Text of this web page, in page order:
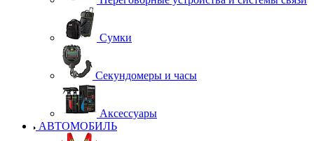
Сумки
Секундомеры и часы
Аксессуары
АВТОМОБИЛЬ